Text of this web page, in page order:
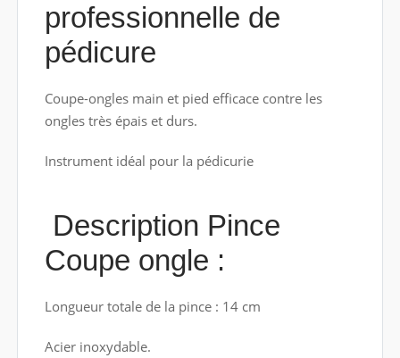
professionnelle de
pédicure
Coupe-ongles main et pied efficace contre les
ongles très épais et durs.
Instrument idéal pour la pédicurie
Description Pince
Coupe ongle :
Longueur totale de la pince : 14 cm
Acier inoxydable.